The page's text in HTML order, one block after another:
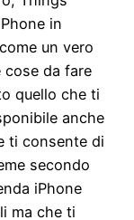
in
un vero
cose da fare
quello che ti
anche
ti consente di
secondo
iPhone
ma che ti